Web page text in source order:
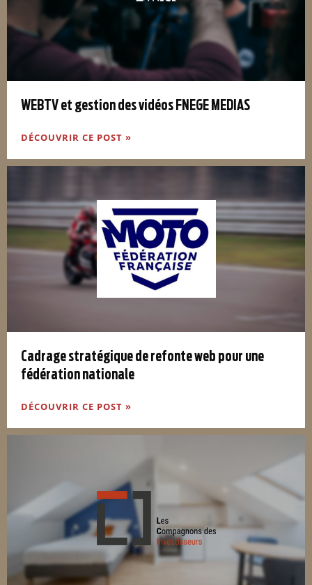
WEBTV et gestion des vidéos FNEGE MEDIAS
DÉCOUVRIR CE POST »
Cadrage stratégique de refonte web pour une
fédération nationale
DÉCOUVRIR CE POST »